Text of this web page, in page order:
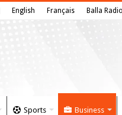
English Français Balla
Sports Business